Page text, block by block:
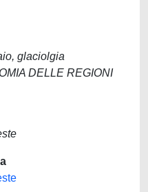
glaciolgia
DELLE REGIONI